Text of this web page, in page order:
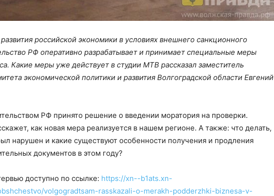
российской экономики в условиях внешнего санкционного
РФ оперативно разрабатывает и принимает специальные меры
Какие меры уже действует в студии МТВ рассказал заместитель
экономической политики и развития Волгоградской области Евгений
РФ принято решение о введении моратория на проверки.
как новая мера реализуется в нашем регионе. А также: что делать,
нарушен и какие существуют особенности получения и продления
документов в этом году?
доступно по ссылке: https://xn--b1ats.xn-
volgogradtsam-rasskazali-o-merakh-podderzhki-biznesa-v-